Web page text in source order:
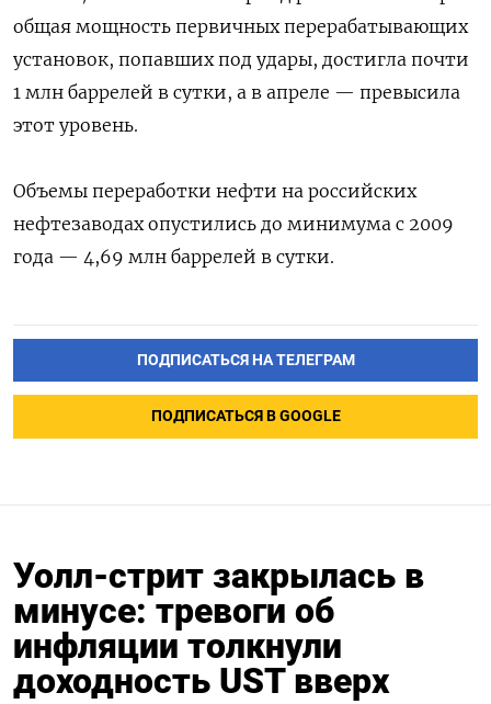
общая мощность первичных перерабатывающих
установок, попавших под удары, достигла почти
1 млн баррелей в сутки, а в ‌апреле — превысила
этот уровень.
Объемы переработки нефти на российских
нефтезаводах опустились до минимума с 2009
года — 4,69 млн баррелей в сутки.
ПОДПИСАТЬСЯ НА ТЕЛЕГРАМ
ПОДПИСАТЬСЯ В GOOGLE
Уолл-стрит закрылась в
минусе: тревоги об
инфляции толкнули
доходность UST вверх